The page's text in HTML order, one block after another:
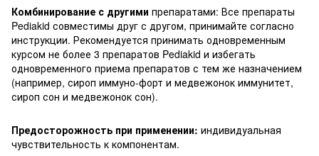
Комбинирование с другими препаратами: Все препараты
Pediakid совместимы друг с другом, принимайте согласно
инструкции. Рекомендуется принимать одновременным
курсом не более 3 препаратов Pediakid и избегать
одновременного приема препаратов с тем же назначением
(например, сироп иммуно-форт и медвежонок иммунитет,
сироп сон и медвежонок сон).
Предосторожность при применении: индивидуальная
чувствительность к компонентам.